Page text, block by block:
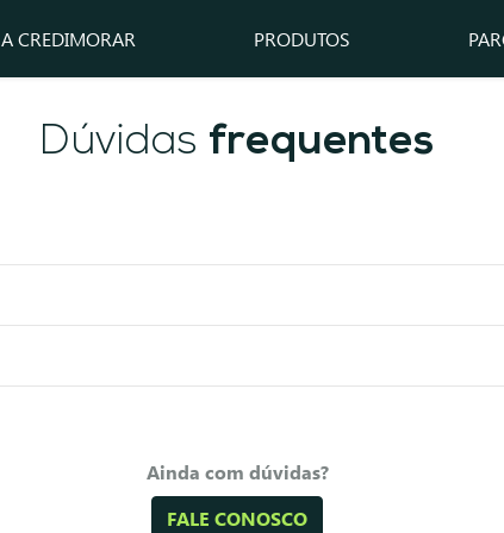
A CREDIMORAR PRODUTOS
Dúvidas frequentes
Ainda com dúvidas?
FALE CONOSCO